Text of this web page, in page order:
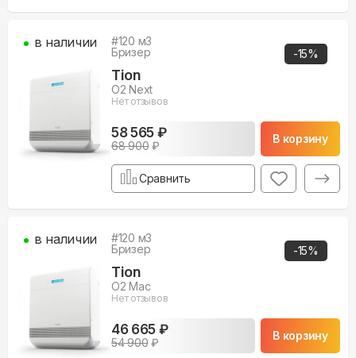
-15%
#120 м3
Бризер
Tion
O2 Next
Нет отзывов
58 565 ₽
68 900₽
В корзину
в наличии
Сравнить
-15%
#120 м3
Бризер
Tion
O2 Mac
Нет отзывов
46 665 ₽
54 900₽
В корзину
в наличии